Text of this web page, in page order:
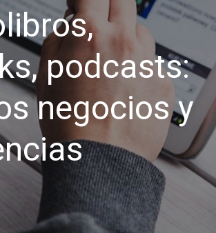
podcasts:
negocios y